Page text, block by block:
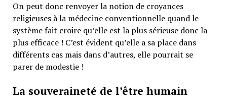
On peut donc renvoyer la notion de croyances
religieuses à la médecine conventionnelle quand le
système fait croire qu’elle est la plus sérieuse donc la
plus efficace ! C’est évident qu’elle a sa place dans
différents cas mais dans d’autres, elle pourrait se
parer de modestie !
La souveraineté de l’être humain